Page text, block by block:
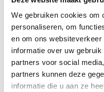
We gebruiken cookies om
personaliseren, om
en om ons
informatie over uw
partners voor social
partners kunnen deze
informatie die u aan ze